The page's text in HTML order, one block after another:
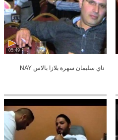
05:49
ناي سليمان سهرة بلازا بالاس NAY